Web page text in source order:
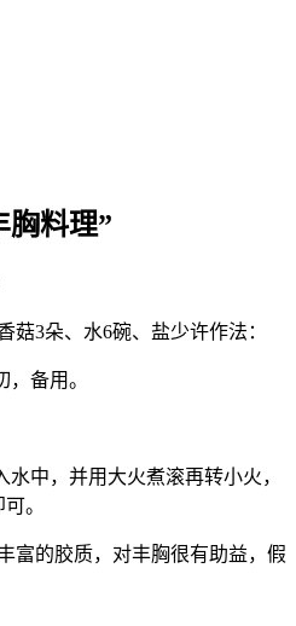
胸料理”
菇3朵、水6碗、盐少许作法：
备用。
中，并用大火煮滚再转小火，
。
富的胶质，对丰胸很有助益，假